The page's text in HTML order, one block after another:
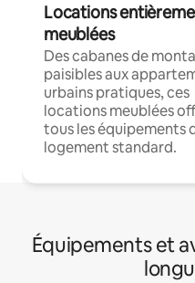
Locations
meublées
Des cabanes de
paisibles aux
urbains pratiques, ces
locations meublées
tous les équipements
logement standard.
Équipements et